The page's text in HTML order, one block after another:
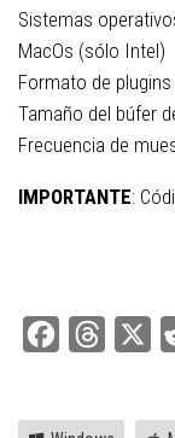
Sistemas
MacOs (sólo Intel)
Formato de
Tamaño del búfer
Frecuencia de
IMPORTANTE:
FacebookThreads